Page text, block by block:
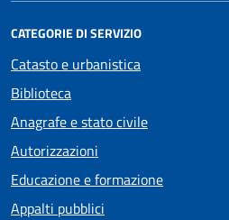
CATEGORIE DI SERVIZIO
Catasto e urbanistica
Biblioteca
Anagrafe e stato civile
Autorizzazioni
Educazione e formazione
Appalti pubblici